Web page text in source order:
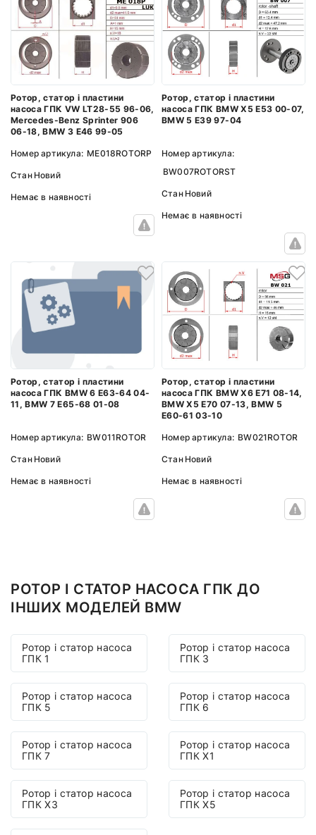
Ротор, статор і пластини
насоса ГПК VW LT28-55 96-06,
Mercedes-Benz Sprinter 906
06-18, BMW 3 E46 99-05
Номер артикула: ME018ROTORP
Стан Новий
Немає в наявності
Ротор, статор і пластини
насоса ГПК BMW X5 E53 00-07,
BMW 5 E39 97-04
Номер артикула:
BW007ROTORST
Стан Новий
Немає в наявності
Ротор, статор і пластини
насоса ГПК BMW 6 E63-64 04-
11, BMW 7 E65-68 01-08
Номер артикула: BW011ROTOR
Стан Новий
Немає в наявності
Ротор, статор і пластини
насоса ГПК BMW X6 E71 08-14,
BMW X5 E70 07-13, BMW 5
E60-61 03-10
Номер артикула: BW021ROTOR
Стан Новий
Немає в наявності
РОТОР І СТАТОР НАСОСА ГПК ДО
ІНШИХ МОДЕЛЕЙ BMW
Ротор і статор насоса
ГПК 1
Ротор і статор насоса
ГПК 3
Ротор і статор насоса
ГПК 5
Ротор і статор насоса
ГПК 6
Ротор і статор насоса
ГПК 7
Ротор і статор насоса
ГПК X1
Ротор і статор насоса
ГПК X3
Ротор і статор насоса
ГПК X5